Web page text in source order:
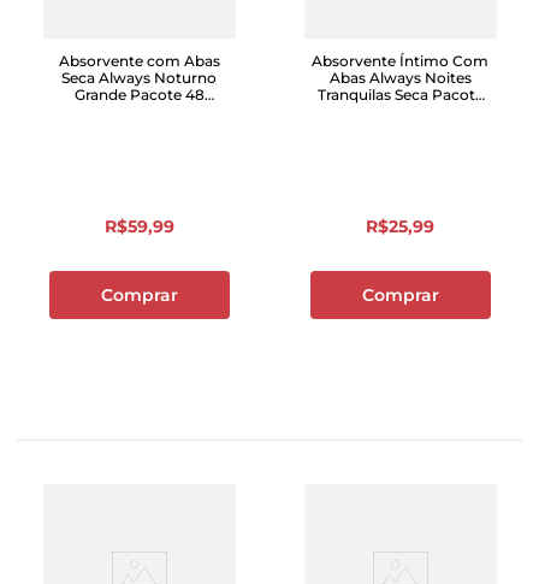
Absorvente com Abas
Seca Always Noturno
Grande Pacote 48
R$59,99
Comprar
Absorvente Íntimo Com
Abas Always Noites
Tranquilas Seca Pacote
R$25,99
Comprar